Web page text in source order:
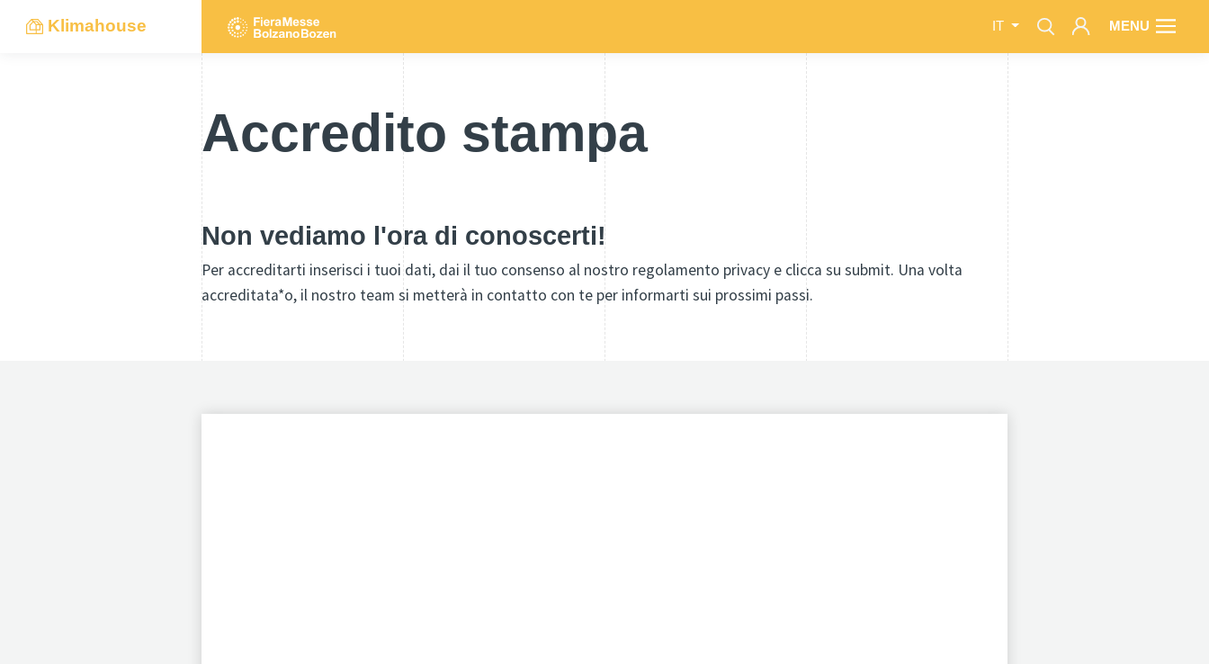
Klimahouse IT MENU
Accredito stampa
Non vediamo l'ora di conoscerti!
Per accreditarti inserisci i tuoi dati, dai il tuo consenso al nostro regolamento privacy e clicca su submit. Una volta
accreditata*o, il nostro team si metterà in contatto con te per informarti sui prossimi passi.